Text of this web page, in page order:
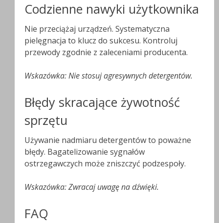
Codzienne nawyki użytkownika
Nie przeciążaj urządzeń. Systematyczna
pielęgnacja to klucz do sukcesu. Kontroluj
przewody zgodnie z zaleceniami producenta.
Wskazówka: Nie stosuj agresywnych detergentów.
Błędy skracające żywotność
sprzętu
Używanie nadmiaru detergentów to poważne
błędy. Bagatelizowanie sygnałów
ostrzegawczych może zniszczyć podzespoły.
Wskazówka: Zwracaj uwagę na dźwięki.
FAQ